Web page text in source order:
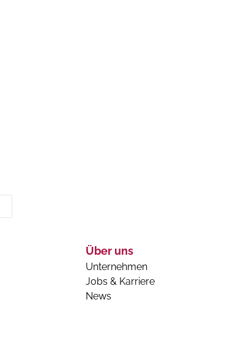
Über uns
Unternehmen
Jobs & Karriere
News